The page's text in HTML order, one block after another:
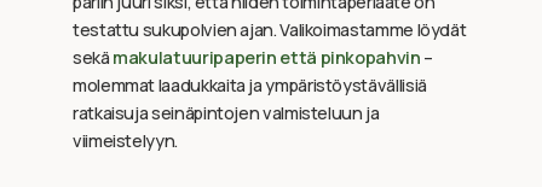
testattu sukupolvien ajan. Valikoimastamme löydät
sekä makulatuuripaperin että pinkopahvin –
molemmat laadukkaita ja ympäristöystävällisiä
ratkaisuja seinäpintojen valmisteluun ja
viimeistelyyn.